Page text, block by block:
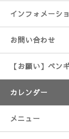
インフォメーシ
お問い合わせ
【お願い】ペン
カレンダー
メニュー